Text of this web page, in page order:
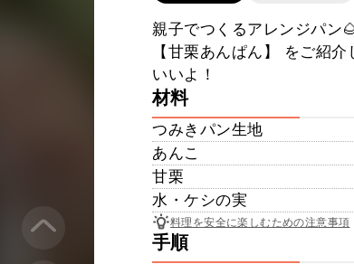
親子でつくるアレンジパン
【甘栗あんぱん】 をご紹
いいよ！
材料
つみきパン生地
あんこ
甘栗
水・ケシの実
料理を安全に楽しむための注意事項
手順